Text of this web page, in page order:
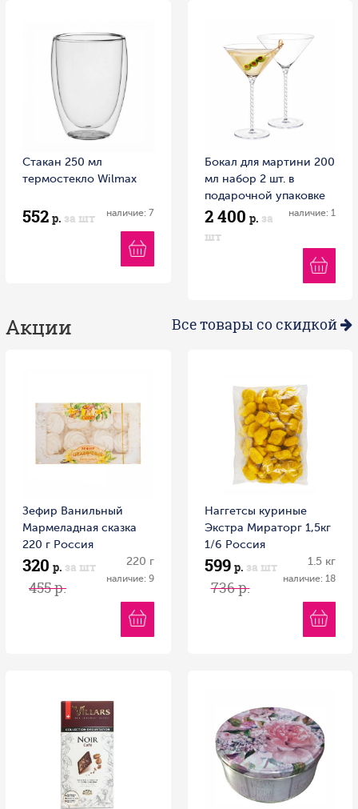
Стакан 250 мл
термостекло Wilmax
552 р. за шт наличие: 7
Бокал для мартини 200
мл набор 2 шт. в
подарочной упаковке
Wilmax
2 400 р. за
шт
наличие: 1
Акции Все товары со скидкой
Зефир Ванильный
Мармеладная сказка
220 г Россия
320 р. за шт
455 р.
220 г
наличие: 9
Наггетсы куриные
Экстра Мираторг 1,5кг
1/6 Россия
599 р. за шт
736 р.
1.5 кг
наличие: 18